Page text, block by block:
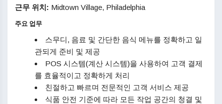
근무 위치: Midtown Village, Philadelphia
주요 업무
스무디, 음료 및 간단한 음식 메뉴를 정확하고 일
관되게 준비 및 제공
POS 시스템(계산 시스템)을 사용하여 고객 결제
를 효율적이고 정확하게 처리
친절하고 빠르며 전문적인 고객 서비스 제공
식품 안전 기준에 따라 모든 작업 공간의 청결 및